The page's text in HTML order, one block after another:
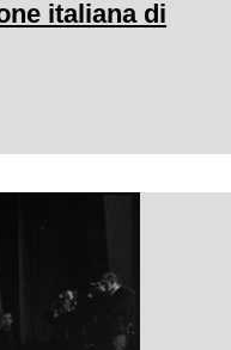
italiana di